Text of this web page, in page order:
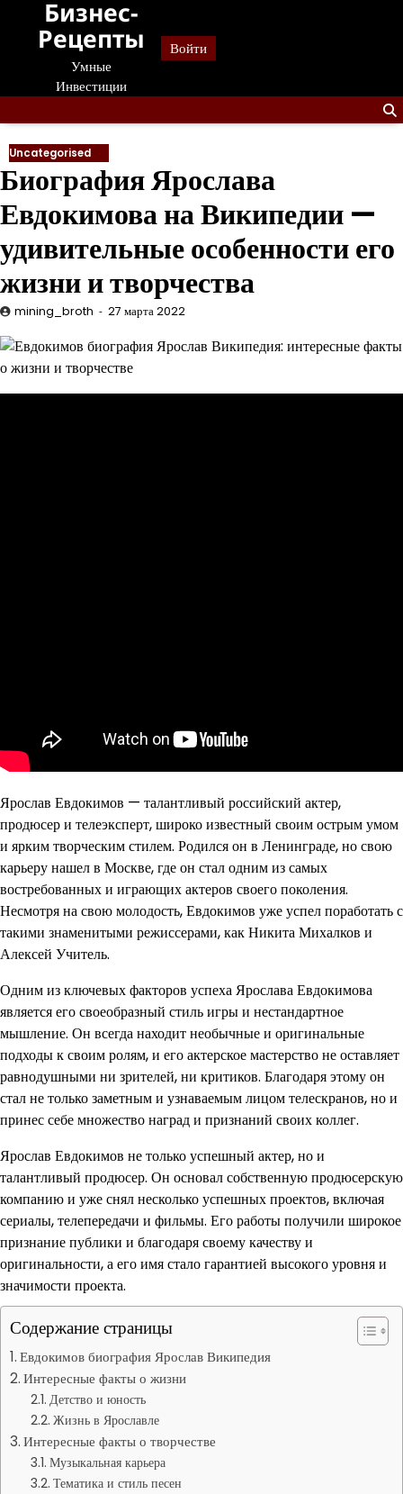
Перейти
содержанию
Бизнес-
Рецепты
Умные
Инвестиции
Войти
Uncategorised
Биография Ярослава
Евдокимова на Википедии —
удивительные особенности его
жизни и творчества
mining_broth 27 марта 2022
Ярослав Евдокимов — талантливый российский актер,
продюсер и телеэксперт, широко известный своим острым умом
и ярким творческим стилем. Родился он в Ленинграде, но свою
карьеру нашел в Москве, где он стал одним из самых
востребованных и играющих актеров своего поколения.
Несмотря на свою молодость, Евдокимов уже успел поработать с
такими знаменитыми режиссерами, как Никита Михалков и
Алексей Учитель.
Одним из ключевых факторов успеха Ярослава Евдокимова
является его своеобразный стиль игры и нестандартное
мышление. Он всегда находит необычные и оригинальные
подходы к своим ролям, и его актерское мастерство не оставляет
равнодушными ни зрителей, ни критиков. Благодаря этому он
стал не только заметным и узнаваемым лицом телескранов, но и
принес себе множество наград и признаний своих коллег.
Ярослав Евдокимов не только успешный актер, но и
талантливый продюсер. Он основал собственную продюсерскую
компанию и уже снял несколько успешных проектов, включая
сериалы, телепередачи и фильмы. Его работы получили широкое
признание публики и благодаря своему качеству и
оригинальности, а его имя стало гарантией высокого уровня и
значимости проекта.
Содержание страницы
Евдокимов биография Ярослав Википедия
Интересные факты о жизни
Детство и юность
Жизнь в Ярославле
Интересные факты о творчестве
Музыкальная карьера
Тематика и стиль песен